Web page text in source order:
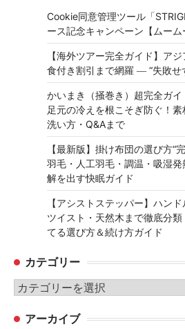
Cookie同意管理ツール「
ース記念キャンペーン【ムーム
【海外ツアー完全ガイド】ア
食付き割引まで網羅 ― “失敗せ
かいまき（掻巻き）超完全ガイ
足元の冷えを根こそぎ防ぐ！
洗い方・Q&Aまで
【最新版】掛け布団の選び方“
羽毛・人工羽毛・調温・吸湿
解を出す快眠ガイド
【アシストステッパー】ハン
ツイスト・天然木まで徹底分
てる選び方＆続け方ガイド
カテゴリー
カ
ゴ アーカイブ